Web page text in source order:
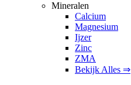
Mineralen
Calcium
Magnesium
Ijzer
Zinc
ZMA
Bekijk Alles ⇒